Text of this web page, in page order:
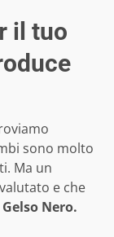
il tuo
sono molto
Ma un
e che
Gelso Nero.